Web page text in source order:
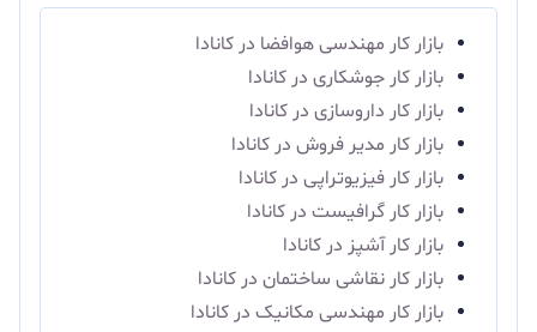
بازار کار مهندسی هوافضا در کانادا
بازار کار جوشکاری در کانادا
بازار کار داروسازی در کانادا
بازار کار مدیر فروش در کانادا
بازار کار فیزیوتراپی در کانادا
بازار کار گرافیست در کانادا
بازار کار آشپز در کانادا
بازار کار نقاشی ساختمان در کانادا
بازار کار مهندسی مکانیک در کانادا